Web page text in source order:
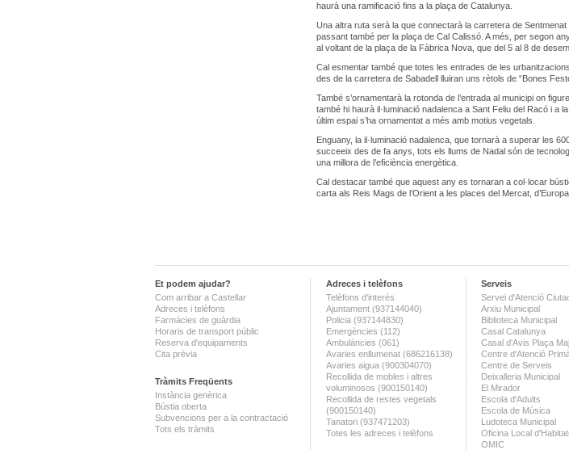
haurà una ramificació fins a la plaça de Catalunya.
Una altra ruta serà la que connectarà la carretera de
passant també per la plaça de Cal Calissó. A més, per segon
al voltant de la plaça de la Fàbrica Nova, que del 5 al 8 de
Cal esmentar també que totes les entrades de les
des de la carretera de Sabadell lluiran uns rètols de “Bones
També s’ornamentarà la rotonda de l’entrada al municipi on
també hi haurà il·luminació nadalenca a Sant Feliu del Racó i a
últim espai s’ha ornamentat a més amb motius vegetals.
Enguany, la il·luminació nadalenca, que tornarà a superar les
succeeix des de fa anys, tots els llums de Nadal són de
una millora de l’eficiència energètica.
Cal destacar també que aquest any es tornaran a col·locar
carta als Reis Mags de l’Orient a les places del Mercat,
Et podem ajudar?
Com arribar a Castellar
Adreces i telèfons
Farmàcies de guàrdia
Horaris de transport públic
Reserva d'equipaments
Cita prèvia
Tràmits Freqüents
Instància genèrica
Bústia oberta
Subvencions per a la contractació
Tots els tràmits
Adreces i telèfons
Telèfons d'interès
Ajuntament (937144040)
Policia (937144830)
Emergències (112)
Ambulàncies (061)
Avaries enllumenat (686216138)
Avaries aigua (900304070)
Recollida de mobles i altres
voluminosos (900150140)
Recollida de restes vegetals
(900150140)
Tanatori (937471203)
Totes les adreces i telèfons
Serveis
Servei d'Atenció
Arxiu Municipal
Biblioteca Municipal
Casal Catalunya
Casal d'Avis Plaça
Centre d'Atenció
Centre de Serveis
Deixalleria Municipal
El Mirador
Escola d'Adults
Escola de Música
Ludoteca Municipal
Oficina Local
OMIC